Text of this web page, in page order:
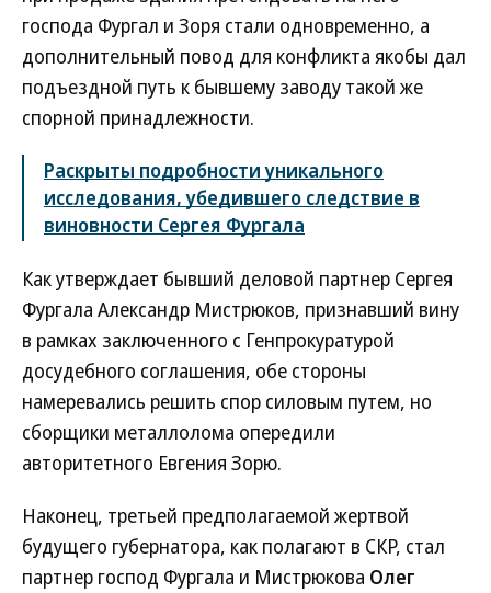
господа Фургал и Зоря стали одновременно, а
дополнительный повод для конфликта якобы дал
подъездной путь к бывшему заводу такой же
спорной принадлежности.
Раскрыты подробности уникального
исследования, убедившего следствие в
виновности Сергея Фургала
Как утверждает бывший деловой партнер Сергея
Фургала Александр Мистрюков, признавший вину
в рамках заключенного с Генпрокуратурой
досудебного соглашения, обе стороны
намеревались решить спор силовым путем, но
сборщики металлолома опередили
авторитетного Евгения Зорю.
Наконец, третьей предполагаемой жертвой
будущего губернатора, как полагают в СКР, стал
партнер господ Фургала и Мистрюкова Олег